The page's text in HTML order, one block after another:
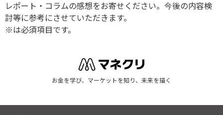
レポート・コラムの感想をお寄せください。今後の内容検
討等に参考にさせていただきます。
※は必須項目です。
お金を学び、マーケットを知り、未来を描く